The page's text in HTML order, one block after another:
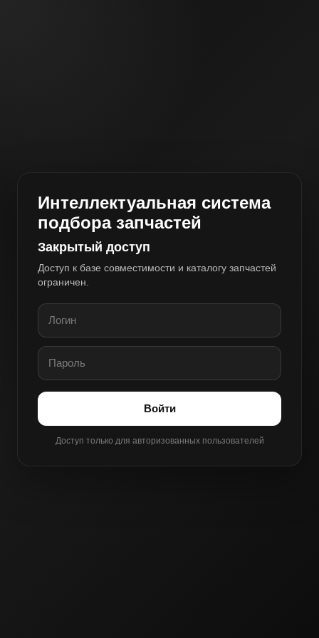
Интеллектуальная система
подбора запчастей
Закрытый доступ
Доступ к базе совместимости и каталогу запчастей
ограничен.
Войти
Доступ только для авторизованных пользователей